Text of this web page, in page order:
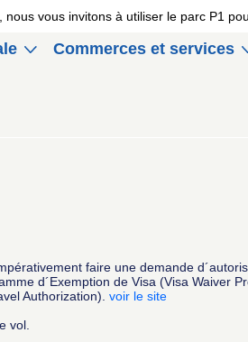
vous invitons à utiliser le parc P1
Commerces et services
faire une demande
d´Exemption de Visa (Visa Waiver
Authorization). voir le site
vol.